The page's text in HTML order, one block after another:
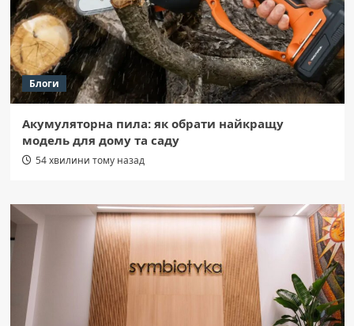
Блоги
Акумуляторна пила: як обрати найкращу
модель для дому та саду
54 хвилини тому назад